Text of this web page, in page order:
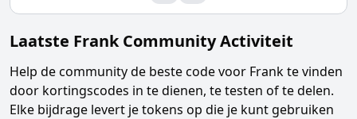
Laatste FrankCommunity Activiteit
Help de community de beste code voor Frankte vinden
door kortingscodes in te dienen, te testen of te delen.
Elke bijdrage levert je tokens op die je kunt gebruiken